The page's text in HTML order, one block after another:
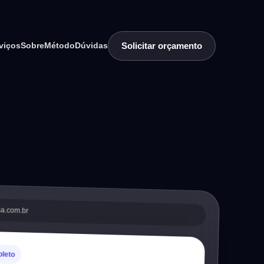
SobreMétodoDúvidas Solicitar orçamento